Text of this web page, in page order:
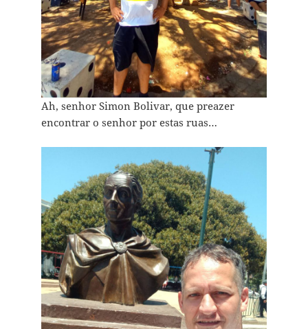
Ah, senhor Simon Bolivar, que preazer
encontrar o senhor por estas ruas…